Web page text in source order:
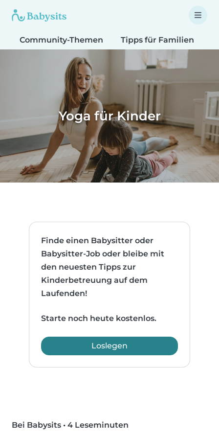
Community-Themen Tipps für Familien
Yoga für Kinder
Finde einen Babysitter oder
Babysitter-Job oder bleibe mit
den neuesten Tipps zur
Kinderbetreuung auf dem
Laufenden!
Starte noch heute kostenlos.
Loslegen
Bei Babysits • 4 Leseminuten